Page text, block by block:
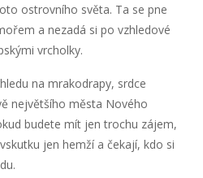
ostrovního světa. Ta se pne
a nezadá si po vzhledové
vrcholky.
na mrakodrapy, srdce
největšího města Nového
budete mít jen trochu zájem,
jen hemží a čekají, kdo si